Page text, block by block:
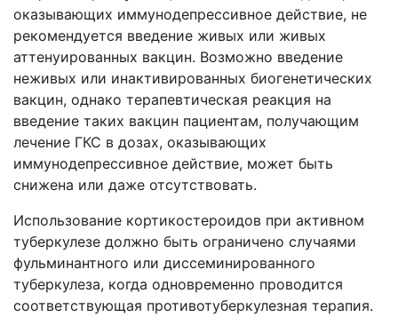
оказывающих иммунодепрессивное действие, не
рекомендуется введение живых или живых
аттенуированных вакцин. Возможно введение
неживых или инактивированных биогенетических
вакцин, однако терапевтическая реакция на
введение таких вакцин пациентам, получающим
лечение ГКС в дозах, оказывающих
иммунодепрессивное действие, может быть
снижена или даже отсутствовать.
Использование кортикостероидов при активном
туберкулезе должно быть ограничено случаями
фульминантного или диссеминированного
туберкулеза, когда одновременно проводится
соответствующая противотуберкулезная терапия.